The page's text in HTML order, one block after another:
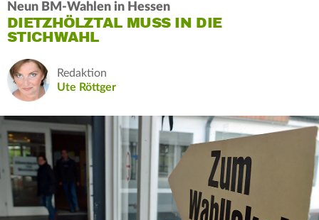
Neun BM-Wahlen in Hessen
DIETZHÖLZTAL MUSS IN DIE
STICHWAHL
Redaktion
Ute Röttger